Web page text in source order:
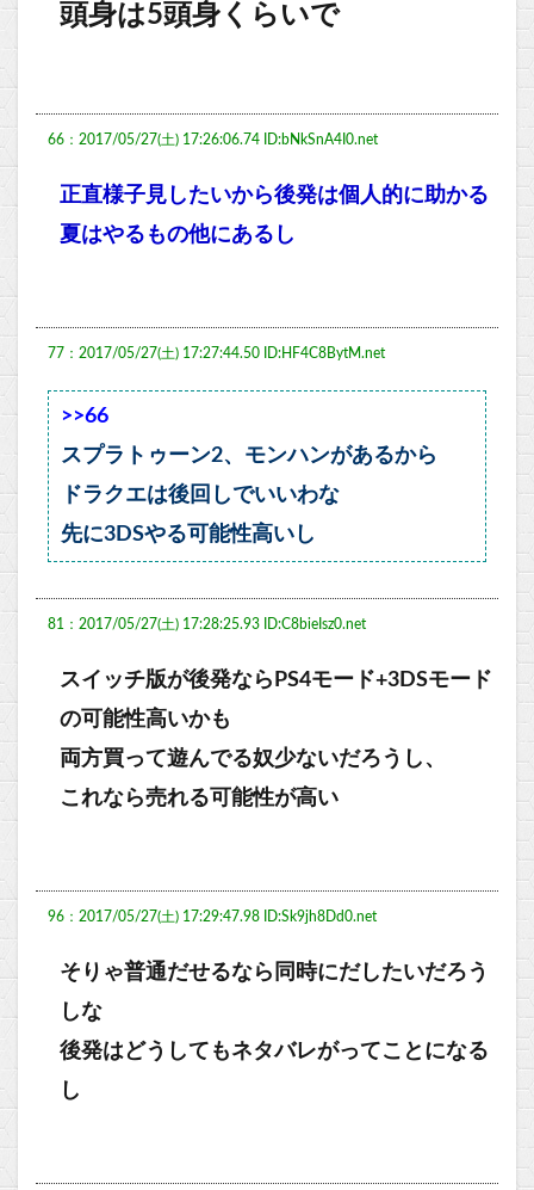
頭身は5頭身くらいで
66：2017/05/27(土) 17:26:06.74 ID:bNkSnA4I0.net
正直様子見したいから後発は個人的に助かる
夏はやるもの他にあるし
77：2017/05/27(土) 17:27:44.50 ID:HF4C8BytM.net
>>66
スプラトゥーン2、モンハンがあるから
ドラクエは後回しでいいわな
先に3DSやる可能性高いし
81：2017/05/27(土) 17:28:25.93 ID:C8bieIsz0.net
スイッチ版が後発ならPS4モード+3DSモード
の可能性高いかも
両方買って遊んでる奴少ないだろうし、
これなら売れる可能性が高い
96：2017/05/27(土) 17:29:47.98 ID:Sk9jh8Dd0.net
そりゃ普通だせるなら同時にだしたいだろう
しな
後発はどうしてもネタバレがってことになる
し